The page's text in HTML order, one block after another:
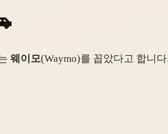
웨이모(Waymo)를 꼽았다고 합니